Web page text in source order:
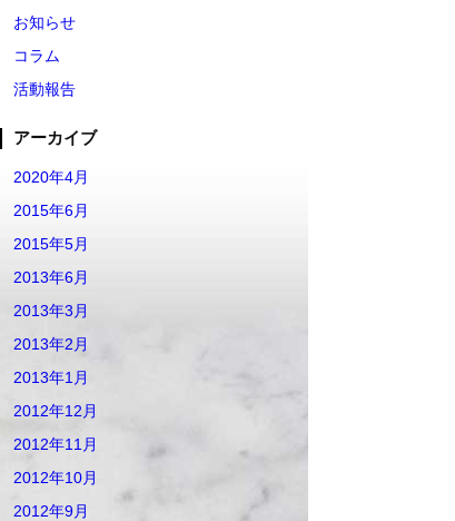
お知らせ
コラム
活動報告
アーカイブ
2020年4月
2015年6月
2015年5月
2013年6月
2013年3月
2013年2月
2013年1月
2012年12月
2012年11月
2012年10月
2012年9月